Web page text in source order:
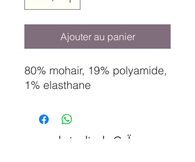
Ajouter au panier
80% mohair, 19% polyamide,
1% elasthane
le jardin de GaÏa